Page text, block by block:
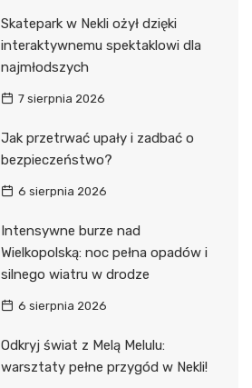
Skatepark w Nekli ożył dzięki
interaktywnemu spektaklowi dla
najmłodszych
7 sierpnia 2026
Jak przetrwać upały i zadbać o
bezpieczeństwo?
6 sierpnia 2026
Intensywne burze nad
Wielkopolską: noc pełna opadów i
silnego wiatru w drodze
6 sierpnia 2026
Odkryj świat z Melą Melulu:
warsztaty pełne przygód w Nekli!